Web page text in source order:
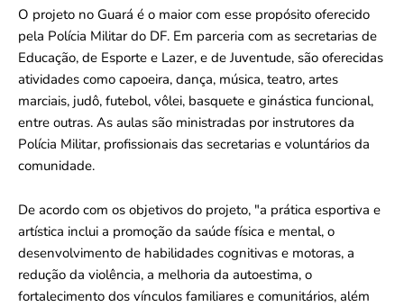
O projeto no Guará é o maior com esse propósito oferecido
pela Polícia Militar do DF. Em parceria com as secretarias de
Educação, de Esporte e Lazer, e de Juventude, são oferecidas
atividades como capoeira, dança, música, teatro, artes
marciais, judô, futebol, vôlei, basquete e ginástica funcional,
entre outras. As aulas são ministradas por instrutores da
Polícia Militar, profissionais das secretarias e voluntários da
comunidade.
De acordo com os objetivos do projeto, "a prática esportiva e
artística inclui a promoção da saúde física e mental, o
desenvolvimento de habilidades cognitivas e motoras, a
redução da violência, a melhoria da autoestima, o
fortalecimento dos vínculos familiares e comunitários, além